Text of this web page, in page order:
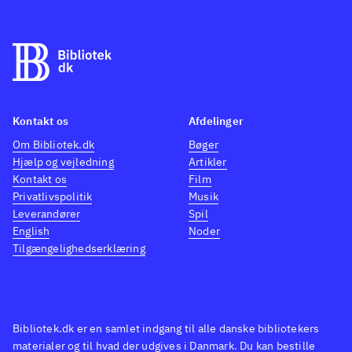
konverteret fra Gameboy i stil
med Magic: The gathering, hvor
du kæmper med kort imod
kort for at blive bedre. Det
grafisk remastered "Kingdom
Hearts 358/2 Days" er ikke
spilbart men består kun af
mellemsekvenserne fra spillet.
Styringen, kameraføringen,
grafikken og selve spillet er
af de mest populære indenfor
genren, i både Vesten og Østen
Bibliotek.dk er en samlet indgang til alle danske bibliotekers
materialer og til hvad der udgives i Danmark. Du kan bestille
Kontakt os
Om Bibliotek.dk
Hjælp og vejledning
Kontakt os
Privatlivspolitik
Leverandører
English
Tilgængelighedserklæring
Afdelinger
Bøger
Artikler
Film
Musik
Spil
Noder